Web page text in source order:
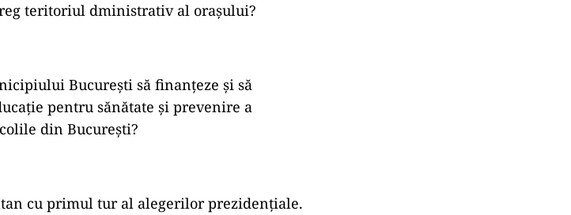
teritoriul dministrativ al oraşului?
Bucureşti să finanţeze şi să
pentru sănătate şi prevenire a
din Bucureşti?
cu primul tur al alegerilor prezidențiale.